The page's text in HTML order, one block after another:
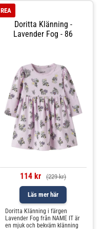
och den fina p
Doritta Klänning -
Lavender Fog - 86
REA
114 kr (229 kr)
Läs mer här
Doritta Klänning i färgen
Lavender Fog från NAME IT är
en mjuk och bekväm klänning